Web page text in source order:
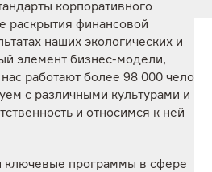
корпоративного
раскрытия финансовой
наших экологических и
элемент бизнес-модели,
работают более 98 000 человек
с различными культурами и
и относимся к ней
ключевые программы в сфере